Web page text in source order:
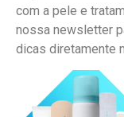
com a pele e
nossa newsletter
dicas diretamente